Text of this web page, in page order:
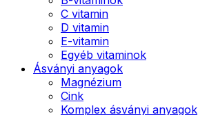
C vitamin
D vitamin
E-vitamin
Egyéb vitaminok
Ásványi anyagok
Magnézium
Cink
Komplex ásványi anyagok